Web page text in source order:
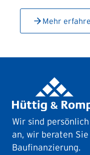
Mehr
Wir sind
an, wir beraten
Baufinanzierung.